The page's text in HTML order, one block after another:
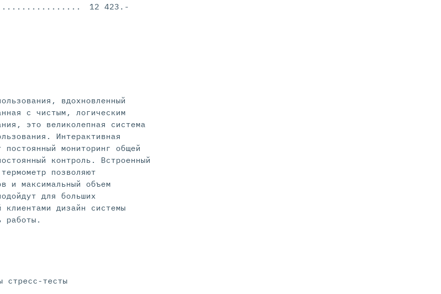
12 423.-
вдохновленный
с чистым, логическим
это великолепная система
Интерактивная
постоянный мониторинг общей
контроль. Встроенный
позволяют
и максимальный объем
для больших
клиентами дизайн системы
работы.
стресс-тесты